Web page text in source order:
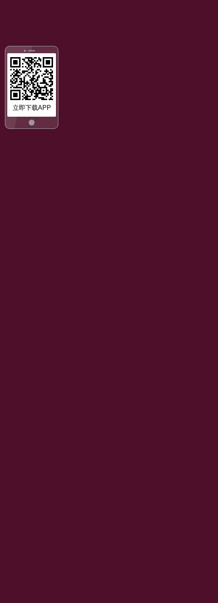
立即下载APP